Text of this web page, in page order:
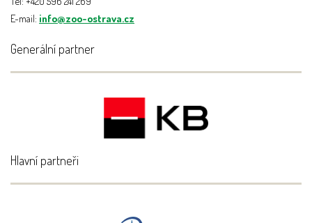
E-mail: info@zoo-ostrava.cz
Generální partner
Hlavní partneři